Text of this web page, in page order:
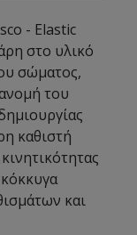
- Elastic
στο υλικό
σώματος,
του
καθιστή
και